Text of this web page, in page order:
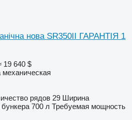
нова SR350II ГАРАНТІЯ 1
19 640 $
рядов 29 Ширина
700 л Требуемая мощность